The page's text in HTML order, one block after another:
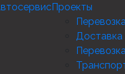
Проекты
Доставка